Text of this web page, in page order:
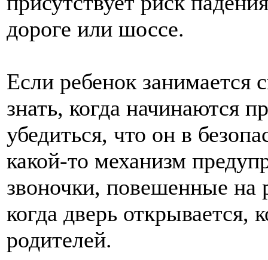
дороге или шоссе.
Если ребенок занимается
знать, когда начинаются
убедиться, что он в
какой-то механизм
звоночки, повешенные на
когда дверь открывается,
родителей.